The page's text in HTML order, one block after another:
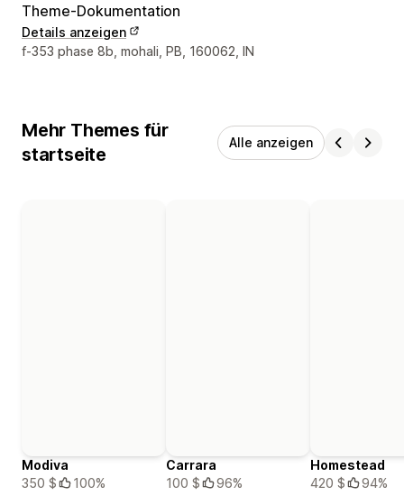
Theme-Dokumentation
Details anzeigen
Designer-Kontaktdaten
f-353 phase 8b, mohali, PB, 160062, IN
Mehr Themes für
startseite
Alle anzeigen
Modiva
350 $
100%
Carrara
100 $
96%
Homestead
420 $
94%